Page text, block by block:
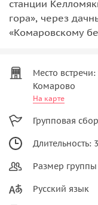
станции
гора», через
«Комаровскому
Место
Комарово
На карте
Групповая
Длительность:
Размер
Русский язык